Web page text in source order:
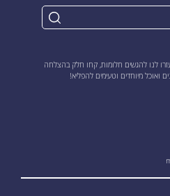
לנו להגשים חלומות, קחו חלק בהצלחה
ואוכל מיוחדים וטעימים להפליא!